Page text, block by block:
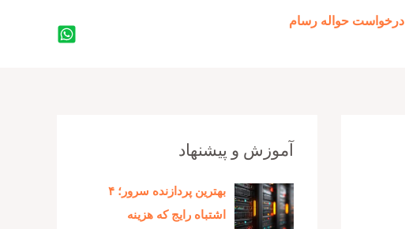
درخواست حواله رسام
جستجو
آموزش و پیشنهاد
بهترین پردازنده‌ سرور؛ ۴
اشتباه رایج که هزینه